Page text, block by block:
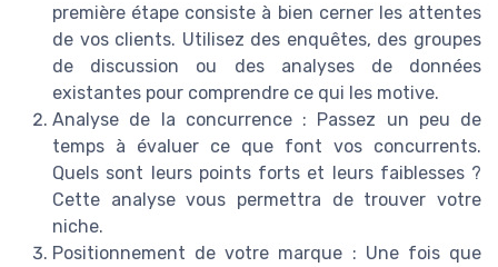
première étape consiste à bien cerner les attentes
de vos clients. Utilisez des enquêtes, des groupes
de discussion ou des analyses de données
existantes pour comprendre ce qui les motive.
Analyse de la concurrence : Passez un peu de
temps à évaluer ce que font vos concurrents.
Quels sont leurs points forts et leurs faiblesses ?
Cette analyse vous permettra de trouver votre
niche.
Positionnement de votre marque : Une fois que